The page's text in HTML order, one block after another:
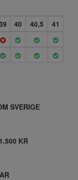
40 40,5
41
SVERIGE
KR